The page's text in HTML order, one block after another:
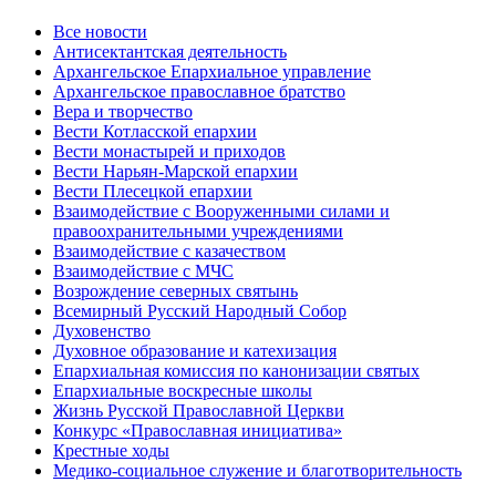
Все новости
Антисектантская деятельность
Архангельское Епархиальное управление
Архангельское православное братство
Вера и творчество
Вести Котласской епархии
Вести монастырей и приходов
Вести Нарьян-Марской епархии
Вести Плесецкой епархии
Взаимодействие с Вооруженными силами и
правоохранительными учреждениями
Взаимодействие с казачеством
Взаимодействие с МЧС
Возрождение северных святынь
Всемирный Русский Народный Собор
Духовенство
Духовное образование и катехизация
Епархиальная комиссия по канонизации святых
Епархиальные воскресные школы
Жизнь Русской Православной Церкви
Конкурс «Православная инициатива»
Крестные ходы
Медико-социальное служение и благотворительность